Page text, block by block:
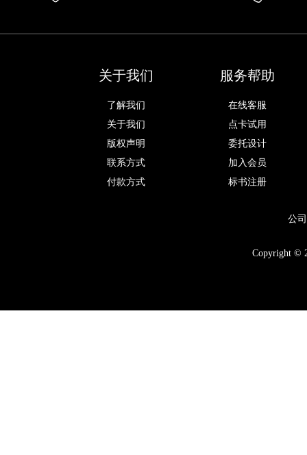
关于我们
了解我们
关于我们
版权声明
联系方式
付款方式
服务帮助
在线客服
点卡试用
委托设计
加入会员
标书注册
公
Copyright ©